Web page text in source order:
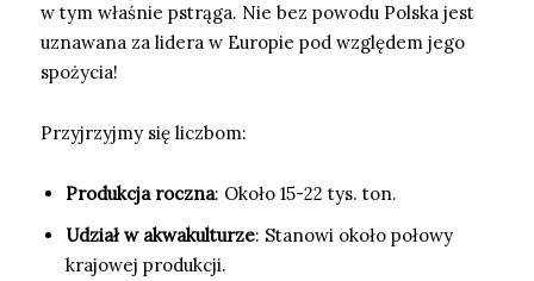
w tym właśnie pstrąga. Nie bez powodu Polska jest
uznawana za lidera w Europie pod względem jego
spożycia!
Przyjrzyjmy się liczbom:
Produkcja roczna: Około 15-22 tys. ton.
Udział w akwakulturze: Stanowi około połowy
krajowej produkcji.